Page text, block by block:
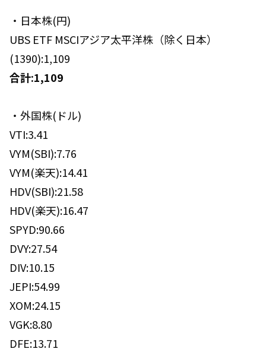
・日本株(円)
UBS ETF MSCIアジア太平洋株（除く日本）
(1390):1,109
合計:1,109
・外国株(ドル)
VTI:3.41
VYM(SBI):7.76
VYM(楽天):14.41
HDV(SBI):21.58
HDV(楽天):16.47
SPYD:90.66
DVY:27.54
DIV:10.15
JEPI:54.99
XOM:24.15
VGK:8.80
DFE:13.71